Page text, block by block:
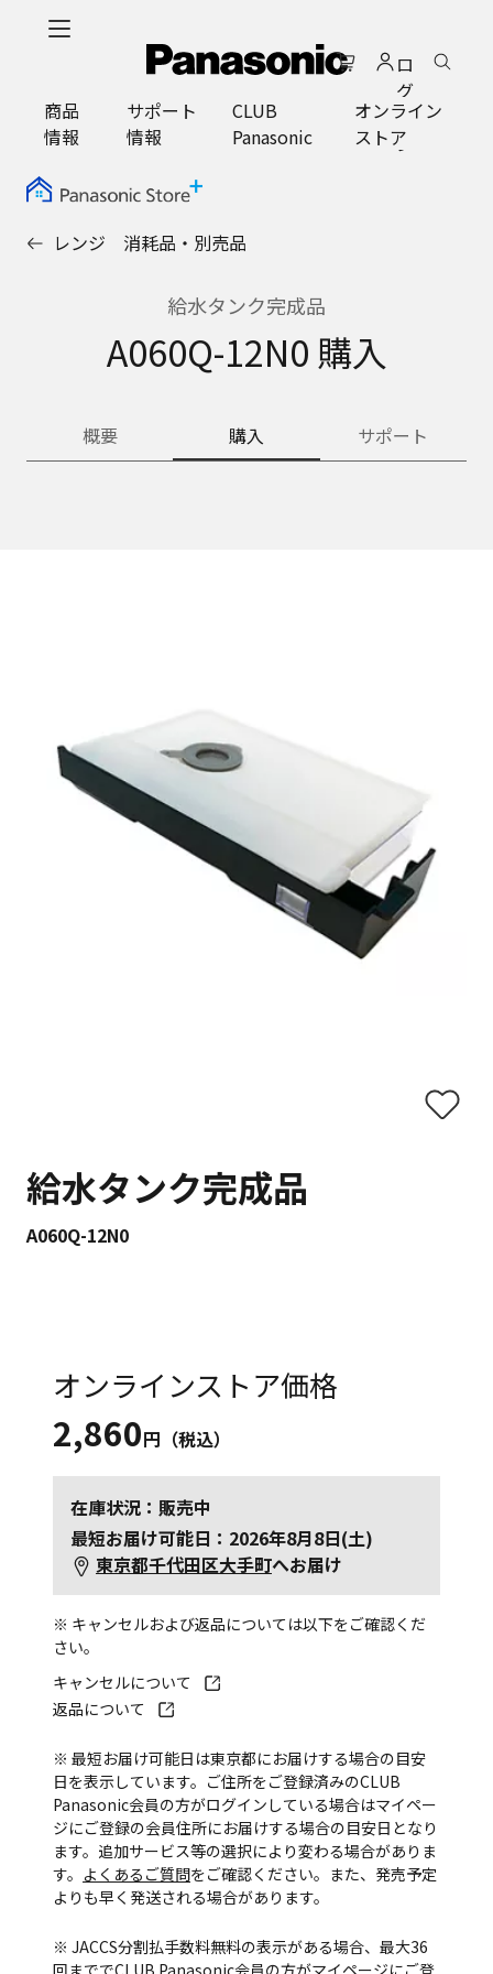
ロ
グ
イ
ン
商品
情報
サポート
情報
CLUB
Panasonic
オンライン
ストア
レンジ 消耗品・別売品
給水タンク完成品
A060Q-12N0 購入
概要 購入 サポート
給水タンク完成品
A060Q-12N0
オンラインストア価格
2,860円（税込）
在庫状況：販売中
最短お届け可能日：2026年8月8日(土)
東京都千代田区大手町へお届け
※ キャンセルおよび返品については以下をご確認くだ
さい。
キャンセルについて
返品について
※ 最短お届け可能日は東京都にお届けする場合の目安
日を表示しています。ご住所をご登録済みのCLUB
Panasonic会員の方がログインしている場合はマイペー
ジにご登録の会員住所にお届けする場合の目安日となり
ます。追加サービス等の選択により変わる場合がありま
す。 よくあるご質問をご確認ください。また、発売予定
よりも早く発送される場合があります。
※ JACCS分割払手数料無料の表示がある場合、最大36
回まででCLUB Panasonic会員の方がマイページにご登